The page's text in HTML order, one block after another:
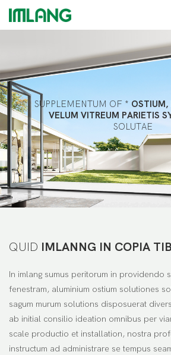
SUPPLEMENTUM OF * OSTIUM,
VELUM VITREUM PARIETIS
SOLUTAE
QUID IMLANNG IN COPIA
In imlang sumus peritorum in providendo
fenestram, aluminium ostium solutiones
sagum murum solutions disposuerat
ab initial consilio ideation omnibus per
scale productio et installation, nostra
instructum ad administrare se tempus